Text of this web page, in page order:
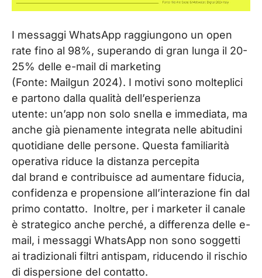
I messaggi WhatsApp raggiungono un open
rate fino al 98%, superando di gran lunga il 20-
25% delle e-mail di marketing
(Fonte: Mailgun 2024). I motivi sono molteplici
e partono dalla qualità dell’esperienza
utente: un’app non solo snella e immediata, ma
anche già pienamente integrata nelle abitudini
quotidiane delle persone. Questa familiarità
operativa riduce la distanza percepita
dal brand e contribuisce ad aumentare fiducia,
confidenza e propensione all’interazione fin dal
primo contatto. Inoltre, per i marketer il canale
è strategico anche perché, a differenza delle e-
mail, i messaggi WhatsApp non sono soggetti
ai tradizionali filtri antispam, riducendo il rischio
di dispersione del contatto.